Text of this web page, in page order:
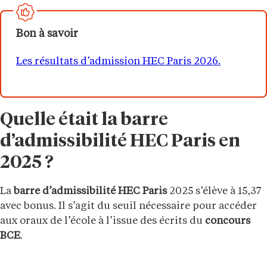
Bon à savoir
Les résultats d’admission HEC Paris 2026.
Quelle était la barre
d’admissibilité HEC Paris en
2025 ?
La barre d’admissibilité HEC Paris2025 s’élève à 15,37
avec bonus. Il s’agit du seuil nécessaire pour accéder
aux oraux de l’école à l’issue des écrits du concours
BCE.